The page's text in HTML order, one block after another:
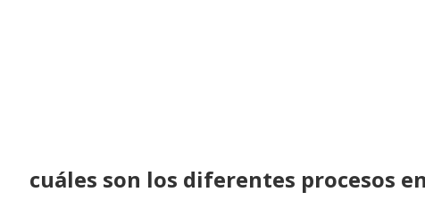
cuáles son los diferentes procesos